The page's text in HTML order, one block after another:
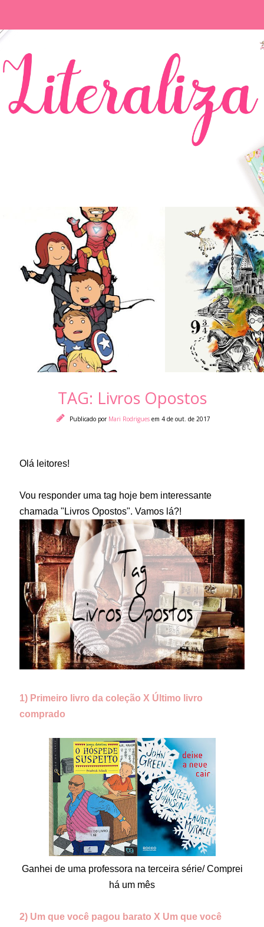
TAG: Livros Opostos
Publicado por Mari Rodrigues em 4 de out. de 2017
Olá leitores!
Vou responder uma tag hoje bem interessante
chamada "Livros Opostos". Vamos lá?!
1) Primeiro livro da coleção X Último livro
comprado
Ganhei de uma professora na terceira série/ Comprei
há um mês
2) Um que você pagou barato X Um que você